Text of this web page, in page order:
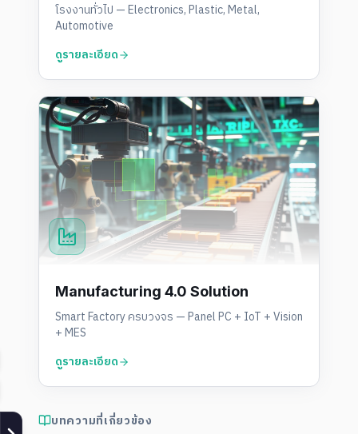
โรงงานทั่วไป — Electronics, Plastic, Metal,
Automotive
ดูรายละเอียด
Manufacturing 4.0 Solution
Smart Factory ครบวงจร — Panel PC + IoT + Vision
+ MES
ดูรายละเอียด
บทความที่เกี่ยวข้อง